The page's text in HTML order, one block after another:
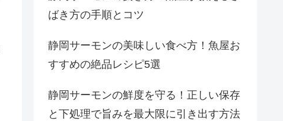
ばき方の手順とコツ
静岡サーモンの美味しい食べ方！魚屋お
すすめの絶品レシピ5選
静岡サーモンの鮮度を守る！正しい保存
と下処理で旨みを最大限に引き出す方法